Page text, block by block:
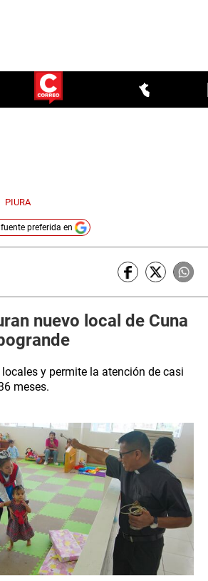
PIURA
preferida en
nuevo local de Cuna
y permite la atención de casi
meses.